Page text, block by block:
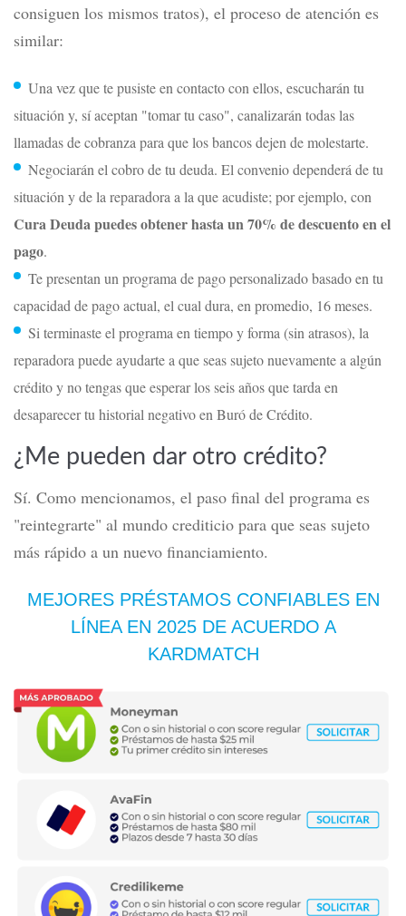
consiguen los mismos tratos), el proceso de atención es
similar:
Una vez que te pusiste en contacto con ellos, escucharán tu
situación y, sí aceptan "tomar tu caso", canalizarán todas las
llamadas de cobranza para que los bancos dejen de molestarte.
Negociarán el cobro de tu deuda. El convenio dependerá de tu
situación y de la reparadora a la que acudiste; por ejemplo, con
Cura Deudapuedes obtenerhasta un 70% de descuento en el
pago.
Te presentan un programa de pago personalizado basado en tu
capacidad de pago actual, el cual dura, en promedio, 16 meses.
Si terminaste el programa en tiempo y forma (sin atrasos), la
reparadora puede ayudarte a que seas sujeto nuevamente a algún
crédito y no tengas que esperar los seis años que tarda en
desaparecer tu historial negativo en Buró de Crédito.
¿Me pueden dar otro crédito?
Sí. Como mencionamos, el paso final del programa es
"reintegrarte" al mundo crediticio para que seas sujeto
más rápido a un nuevo financiamiento.
MEJORES PRÉSTAMOS CONFIABLES EN
LÍNEA EN 2025 DE ACUERDO A
KARDMATCH